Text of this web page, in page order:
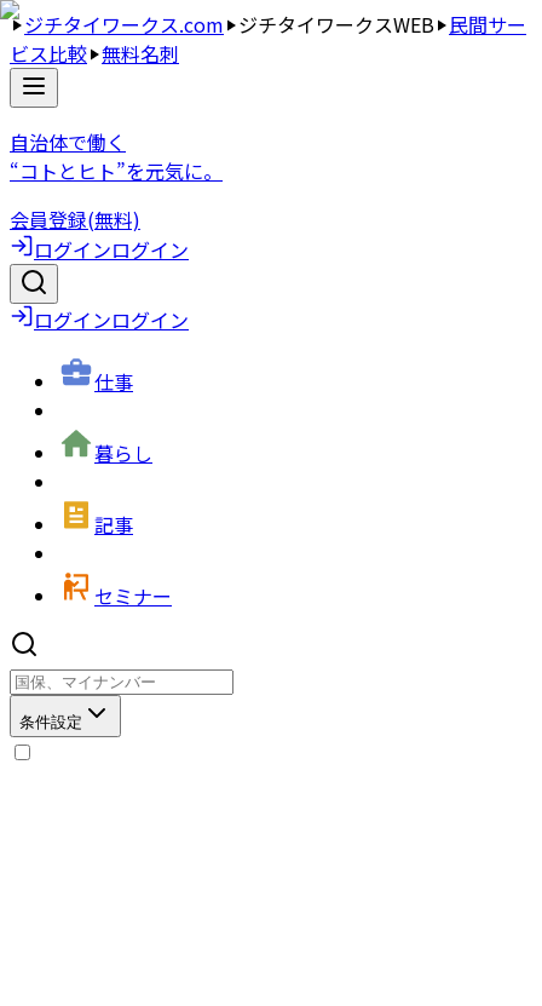
ジチタイワークス.com ジチタイワークスWEB 民間サー
ビス比較 無料名刺
自治体で働く
“コトとヒト”を元気に。
会員登録(無料)
ログインログイン
ログインログイン
仕事
暮らし
記事
セミナー
条件設定